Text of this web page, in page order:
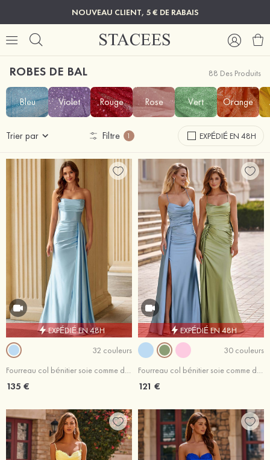
NOUVEAU CLIENT, 5 € DE RABAIS
ROBES DE BAL 88 Des Produits
Bleu Violet Rouge Rose Vert Orange
Trier par Filtre 1 EXPÉDIÉ EN 48H
EXPÉDIÉ EN 48H
32 couleurs
Fourreau col bénitier soie comme du satin traîne balayage robe de bal avec plissé drapé latéral
135 €
EXPÉDIÉ EN 48H
30 couleurs
Fourreau col bénitier soie comme du satin traîne balayage robe de bal avec drapé latéral
121 €